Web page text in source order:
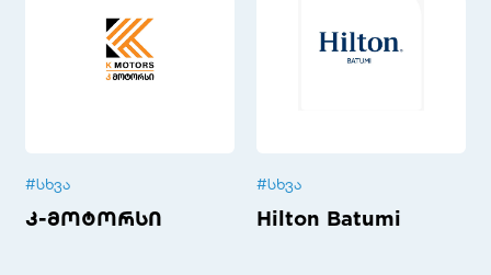
#სხვა
კ-მოტორსი
#სხვა
Hilton Batumi